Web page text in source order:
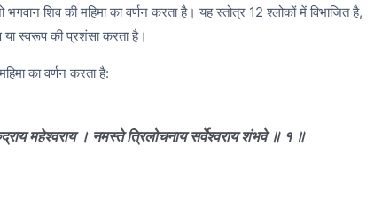
शिव की महिमा का वर्णन करता है। यह स्तोत्र 12 श्लोकों में विभाजित है,
स्वरूप की प्रशंसा करता है।
का वर्णन करता है:
महेश्वराय । नमस्ते त्रिलोचनाय सर्वेश्वराय शंभवे ॥ १ ॥